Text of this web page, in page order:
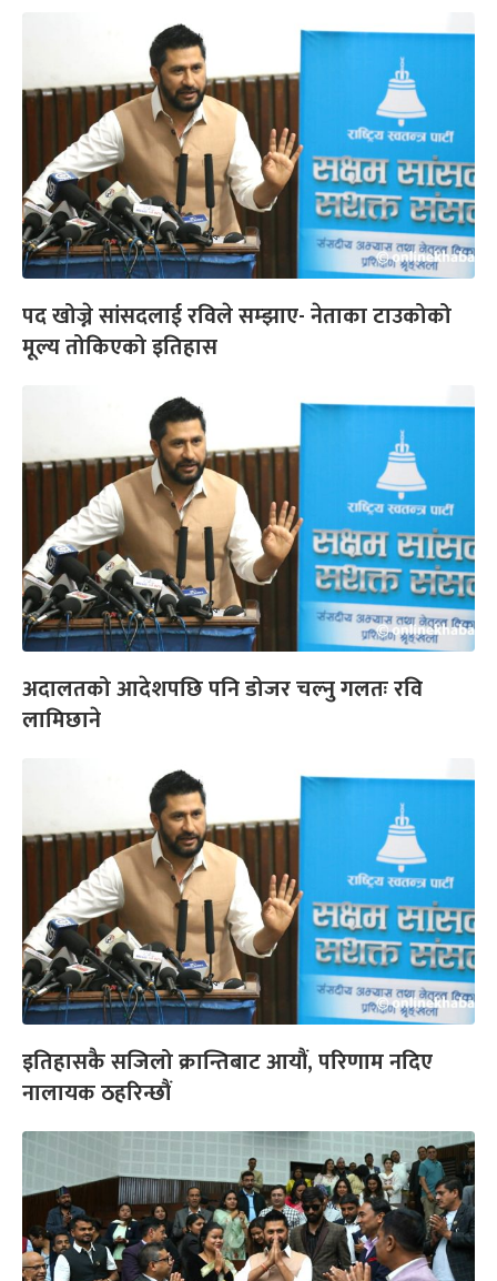
पद खोज्ने सांसदलाई रविले सम्झाए- नेताका टाउकोको
मूल्य तोकिएको इतिहास
अदालतको आदेशपछि पनि डोजर चल्नु गलतः रवि
लामिछाने
इतिहासकै सजिलो क्रान्तिबाट आयौं, परिणाम नदिए
नालायक ठहरिन्छौं